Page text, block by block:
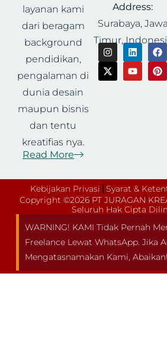
layanan kami
dari beragam
background
pendidikan,
pengalaman di
dunia desain
maupun bisnis
dan tentu
kreatifias nya.
Read More
Address:
Surabaya, Jawa
Timur,
Kebijakan Privasi Syarat &
Copyright ©2026 PT JURAGAN
Seluruh Hak Cipta
WARNING! KAMI Tidak Pernah
Freelance Lewat WhatsApp. Jika
Mengatasnamakan Kami, Abaikan!